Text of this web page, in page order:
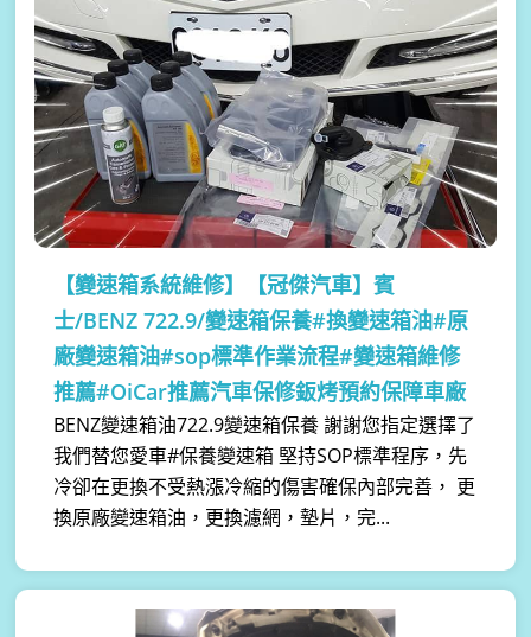
【變速箱系統維修】
【冠傑汽車】賓
士/BENZ 722.9/變速箱保養#換變速箱油#原
廠變速箱油#sop標準作業流程#變速箱維修
推薦#OiCar推薦汽車保修鈑烤預約保障車廠
BENZ變速箱油722.9變速箱保養 謝謝您指定選擇了
我們替您愛車#保養變速箱 堅持SOP標準程序，先
冷卻在更換不受熱漲冷縮的傷害確保內部完善， 更
換原廠變速箱油，更換濾網，墊片，完...